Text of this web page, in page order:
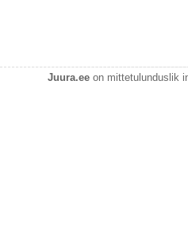
Juura.eeon mittetulunduslik